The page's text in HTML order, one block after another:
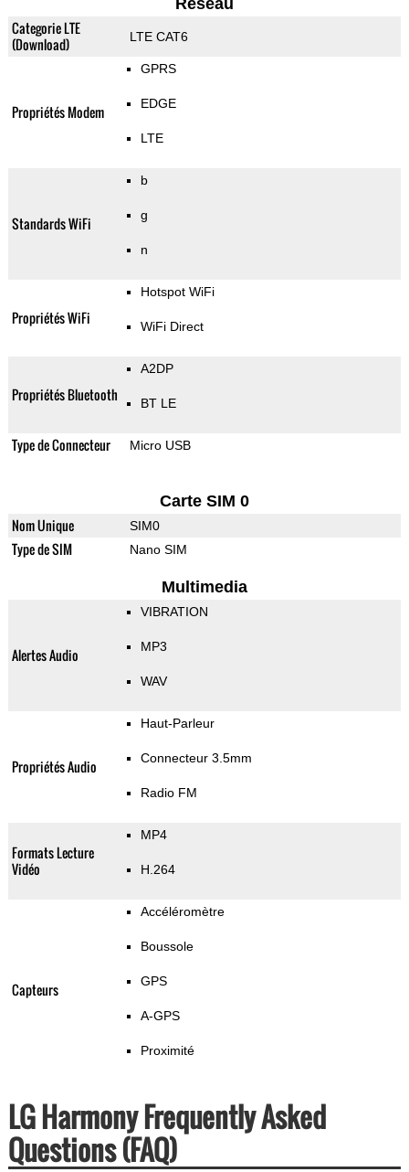
Reseau
Categorie LTE
(Download)
LTE CAT6
Propriétés Modem
GPRS
EDGE
LTE
Standards WiFi
b
g
n
Propriétés WiFi
Hotspot WiFi
WiFi Direct
Propriétés Bluetooth
A2DP
BT LE
Type de Connecteur Micro USB
Carte SIM 0
Nom Unique SIM0
Type de SIM Nano SIM
Multimedia
Alertes Audio
VIBRATION
MP3
WAV
Propriétés Audio
Haut-Parleur
Connecteur 3.5mm
Radio FM
Formats Lecture
Vidéo
MP4
H.264
Capteurs
Accéléromètre
Boussole
GPS
A-GPS
Proximité
LG Harmony Frequently Asked
Questions (FAQ)